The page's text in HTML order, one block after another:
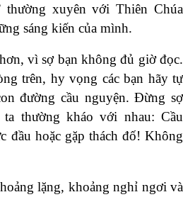
xuyên với Thiên Chúa
sáng kiến của mình.
vì sợ bạn không đủ giờ đọc.
trên, hy vọng các bạn hãy tự
đường cầu nguyện. Đừng sợ
thường kháo với nhau: Cầu
đầu hoặc gặp thách đố! Không
lặng, khoảng nghỉ ngơi và